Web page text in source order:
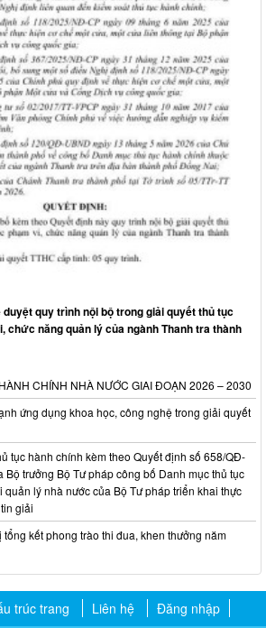
duyệt quy trình nội bộ trong giải quyết thủ tục
chức năng quản lý của ngành Thanh tra thành
CHÍNH NHÀ NƯỚC GIAI ĐOẠN 2026 – 2030
ứng dụng khoa học, công nghệ trong giải quyết
tục hành chính kèm theo Quyết định số 658/QĐ-
Bộ trưởng Bộ Tư pháp công bố Danh mục thủ tục
lý nhà nước của Bộ Tư pháp triển khai thực
giải
kết phong trào thi đua, khen thưởng năm
trúc trang Liên hệ Đăng nhập